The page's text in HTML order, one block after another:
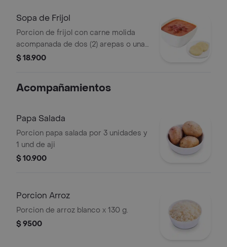
Sopa de Frijol
Porcion de frijol con carne molida
acompanada de dos (2) arepas o una
(1) papa salada.
$ 18.900
Acompañamientos
Papa Salada
Porcion papa salada por 3 unidades y
1 und de aji
$ 10.900
Porcion Arroz
Porcion de arroz blanco x 130 g.
$ 9500